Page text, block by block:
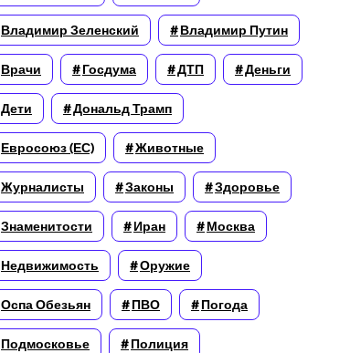
Владимир Зеленский Владимир Путин
Врачи Госдума ДТП Деньги
Дети Дональд Трамп
Евросоюз (ЕС) Животные
Журналисты Законы Здоровье
Знаменитости Иран Москва
Недвижимость Оружие
Оспа Обезьян ПВО Погода
Подмосковье Полиция